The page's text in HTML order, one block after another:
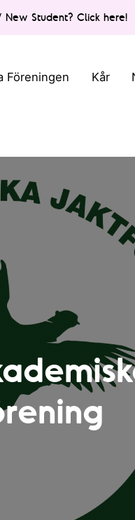
New Student? Click here!
Föreningen Kår